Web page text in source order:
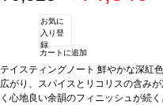
お気に
入り登
録
カートに追加
テイスティングノート 鮮やかな深紅
広がり、スパイスとリコリスの含み
く心地良い余韻のフィニッシュが続